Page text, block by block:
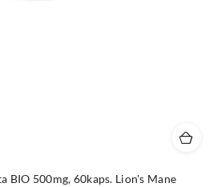
BIO 500mg, 60kaps. Lion's Mane